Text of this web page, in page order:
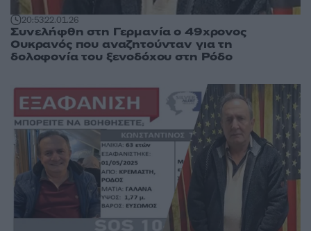
20:5322.01.26
Συνελήφθη στη Γερμανία ο 49χρονος
Ουκρανός που αναζητούνταν για τη
δολοφονία του ξενοδόχου στη Ρόδο